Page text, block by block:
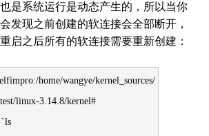
是系统运行是动态产生的，所以当你
发现之前创建的软连接会全部断开，
启之后所有的软连接需要重新创建：
home/wangye/kernel_sources/
linux-3.14.8/kernel#